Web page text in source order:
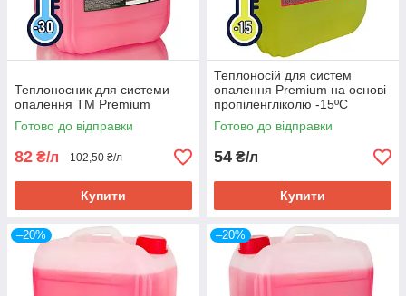
Теплоносник для системи
опалення TM Premium
Готово до відправки
82 ₴/л 102,50 ₴/л
Купити
Теплоносій для систем
опалення Premium на основі
пропіленгліколю -15ºС
Готово до відправки
54 ₴/л
Купити
–20% –20%